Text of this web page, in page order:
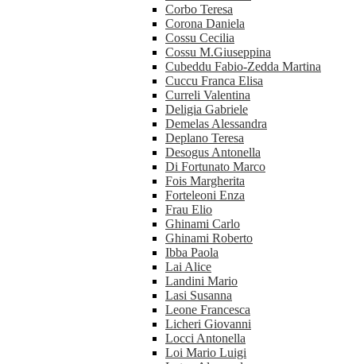
Corbo Teresa
Corona Daniela
Cossu Cecilia
Cossu M.Giuseppina
Cubeddu Fabio-Zedda Martina
Cuccu Franca Elisa
Curreli Valentina
Deligia Gabriele
Demelas Alessandra
Deplano Teresa
Desogus Antonella
Di Fortunato Marco
Fois Margherita
Forteleoni Enza
Frau Elio
Ghinami Carlo
Ghinami Roberto
Ibba Paola
Lai Alice
Landini Mario
Lasi Susanna
Leone Francesca
Licheri Giovanni
Locci Antonella
Loi Mario Luigi